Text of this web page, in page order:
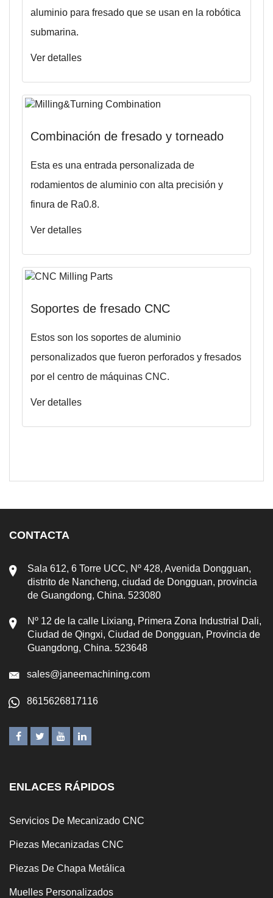
aluminio para fresado que se usan en la robótica
submarina.
Ver detalles
Combinación de fresado y torneado
Esta es una entrada personalizada de
rodamientos de aluminio con alta precisión y
finura de Ra0.8.
Ver detalles
Soportes de fresado CNC
Estos son los soportes de aluminio
personalizados que fueron perforados y fresados
por el centro de máquinas CNC.
Ver detalles
CONTACTA
Sala 612, 6 Torre UCC, Nº 428, Avenida Dongguan,
distrito de Nancheng, ciudad de Dongguan, provincia
de Guangdong, China. 523080
Nº 12 de la calle Lixiang, Primera Zona Industrial Dali,
Ciudad de Qingxi, Ciudad de Dongguan, Provincia de
Guangdong, China. 523648
sales@janeemachining.com
8615626817116
ENLACES RÁPIDOS
Servicios De Mecanizado CNC
Piezas Mecanizadas CNC
Piezas De Chapa Metálica
Muelles Personalizados